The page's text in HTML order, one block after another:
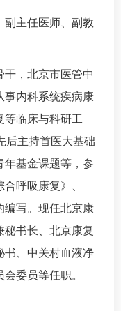
副主任医师、副教
干，北京市医管中
事内科系统疾病康
等临床与科研工
后主持首医大基础
年基金课题等，参
呼吸康复》、
编写。现任北京康
秘书长、北京康复
书、中关村血液净
委员等任职。